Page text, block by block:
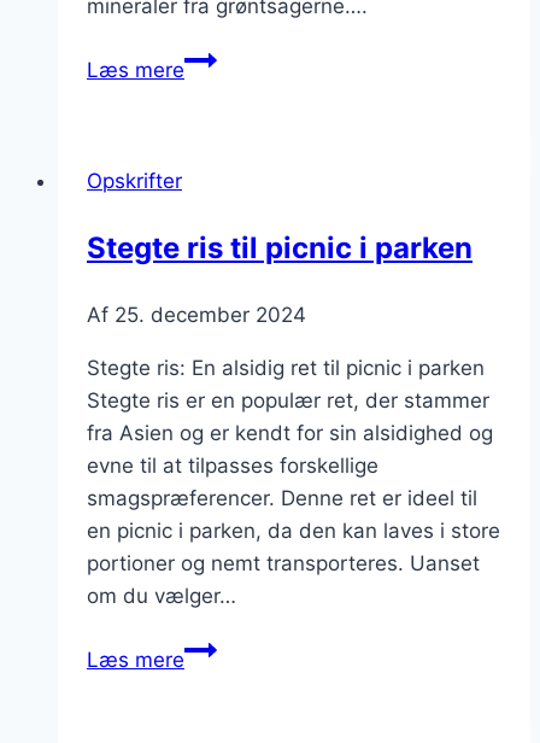
mineraler fra grøntsagerne….
Læs mereVegansk
Opskrifter
Stegte ris til picnic i parken
Af 25. december 2024
Stegte ris: En alsidig ret til picnic i parken
Stegte ris er en populær ret, der stammer
fra Asien og er kendt for sin alsidighed og
evne til at tilpasses forskellige
smagspræferencer. Denne ret er ideel til
en picnic i parken, da den kan laves i store
portioner og nemt transporteres. Uanset
om du vælger…
Læs mereStegte